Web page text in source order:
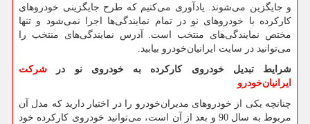
و جایگزین می‌شوند. یادآوری می‌کنیم که طرح جایگزینی خودروهای
کارکرده با خودروهای نو در تمام نمایندگی‌ها اجرا نمی‌شود و تنها
مختص نمایندگی‌های منتخب است. آدرس نمایندگی‌های منتخب را
می‌توانید در سایت ایرانیان‌خودرو بیابید.
شرایط تبدیل خودروی کارکرده به خودروی نو در شرکت
ایرانیان‌خودرو
چنانچه یکی از خودروهای مدیران‌خودرو را در اختیار دارید که مدل آن
مربوط به سال 90 و بعد از آن است، می‌توانید خودروی کارکرده خود